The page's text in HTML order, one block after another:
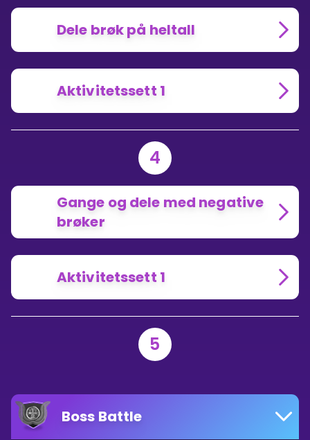
Dele brøk på heltall
Aktivitetssett 1
4
Gange og dele med negative
brøker
Aktivitetssett 1
5
Boss Battle